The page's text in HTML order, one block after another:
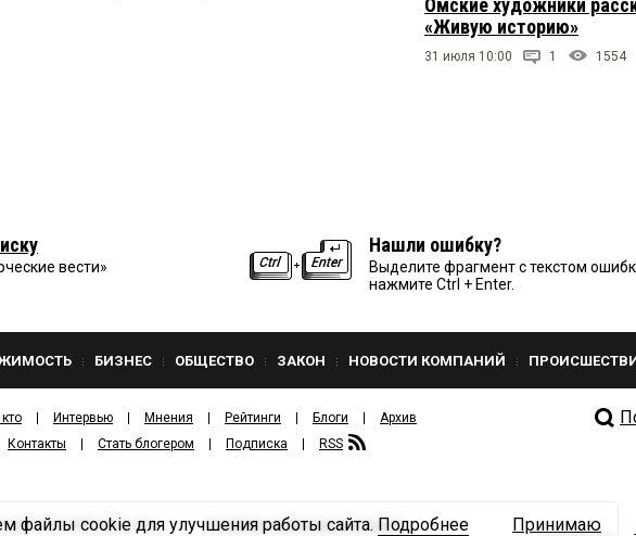
Омские художники
«Живую историю»
31 июля 10:00 1 1554
вести»
Нашли ошибку?
Выделите фрагмент с текстом
нажмите Ctrl + Enter.
БИЗНЕС ОБЩЕСТВО ЗАКОН НОВОСТИ КОМПАНИЙ
Интервью Мнения Рейтинги Блоги
Архив
Контакты Стать блогером Подписка RSS
ДОМ «КВ».
Политика конфиденциальности
файлы cookie для улучшения работы сайта. Подробнее Принимаю